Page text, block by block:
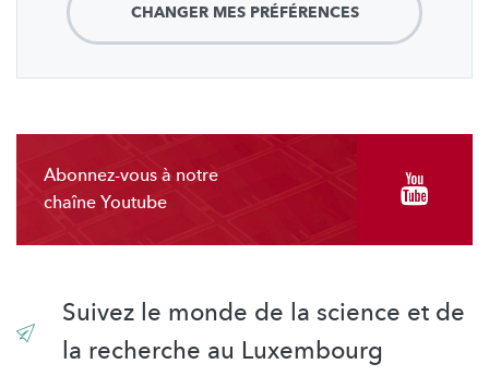
CHANGER MES PRÉFÉRENCES
Abonnez-vous à notre
chaîne Youtube
Suivez le monde de la science et de
la recherche au Luxembourg